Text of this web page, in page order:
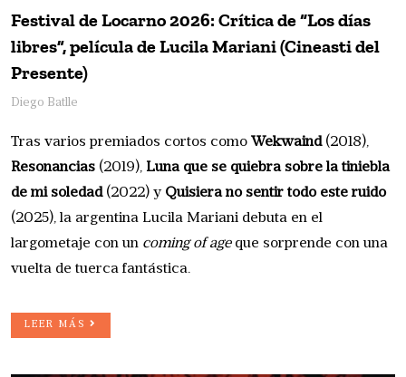
Festival de Locarno 2026: Crítica de “Los días
libres”, película de Lucila Mariani (Cineasti del
Presente)
Diego Batlle
Tras varios premiados cortos como Wekwaind(2018),
Resonancias (2019), Luna que se quiebra sobre la tiniebla
de mi soledad(2022) y Quisiera no sentir todo este ruido
(2025), la argentina Lucila Mariani debuta en el
largometaje con un coming of ageque sorprende con una
vuelta de tuerca fantástica.
LEER MÁS